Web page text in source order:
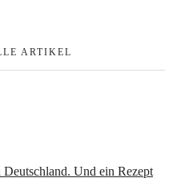
ARTIKEL
Und ein Rezept